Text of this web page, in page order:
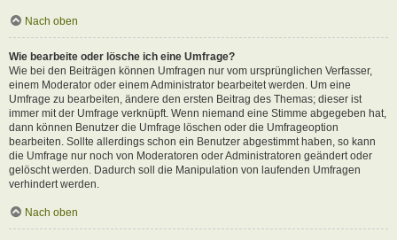
Nach oben
Wie bearbeite oder lösche ich eine Umfrage?
Wie bei den Beiträgen können Umfragen nur vom ursprünglichen Verfasser,
einem Moderator oder einem Administrator bearbeitet werden. Um eine
Umfrage zu bearbeiten, ändere den ersten Beitrag des Themas; dieser ist
immer mit der Umfrage verknüpft. Wenn niemand eine Stimme abgegeben hat,
dann können Benutzer die Umfrage löschen oder die Umfrageoption
bearbeiten. Sollte allerdings schon ein Benutzer abgestimmt haben, so kann
die Umfrage nur noch von Moderatoren oder Administratoren geändert oder
gelöscht werden. Dadurch soll die Manipulation von laufenden Umfragen
verhindert werden.
Nach oben